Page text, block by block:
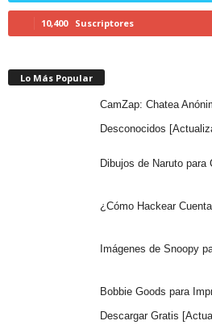
10,400 Suscriptores
Lo Más Popular
CamZap: Chatea
Desconocidos
Dibujos de Naruto para
¿Cómo Hackear
Imágenes de Snoopy
Bobbie Goods para
Descargar Gratis